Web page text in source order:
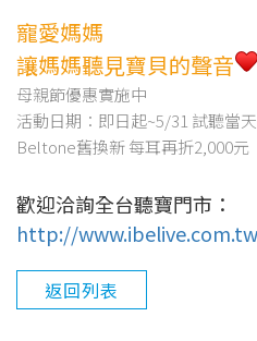
寵愛媽媽
讓媽媽聽見寶貝的聲音
母親節優惠實施中
活動日期：即日起~5/31 試聽當
Beltone舊換新 每耳再折2,000元
歡迎洽詢全台聽寶門市：
http://
返回列表